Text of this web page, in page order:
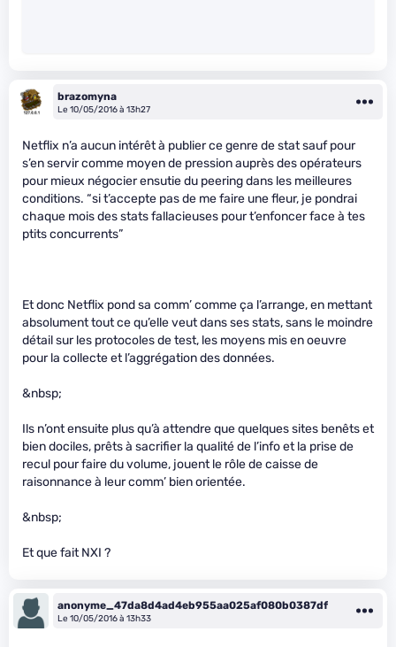
brazomyna
Le 10/05/2016 à 13h27
Netflix n’a aucun intérêt à publier ce genre de stat sauf pour
s’en servir comme moyen de pression auprès des opérateurs
pour mieux négocier ensutie du peering dans les meilleures
conditions. “si t’accepte pas de me faire une fleur, je pondrai
chaque mois des stats fallacieuses pour t’enfoncer face à tes
ptits concurrents”
Et donc Netflix pond sa comm’ comme ça l’arrange, en mettant
absolument tout ce qu’elle veut dans ses stats, sans le moindre
détail sur les protocoles de test, les moyens mis en oeuvre
pour la collecte et l’aggrégation des données.
&nbsp;
Ils n’ont ensuite plus qu’à attendre que quelques sites benêts et
bien dociles, prêts à sacrifier la qualité de l’info et la prise de
recul pour faire du volume, jouent le rôle de caisse de
raisonnance à leur comm’ bien orientée.
&nbsp;
Et que fait NXI ?
anonyme_47da8d4ad4eb955aa025af080b0387df
Le 10/05/2016 à 13h33